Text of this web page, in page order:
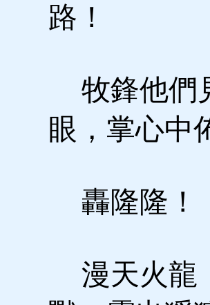
路！
牧鋒他們
眼，掌心中
轟隆隆！
漫天火龍